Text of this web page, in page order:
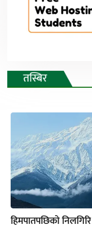
हिमपातपछिको निलगिरि